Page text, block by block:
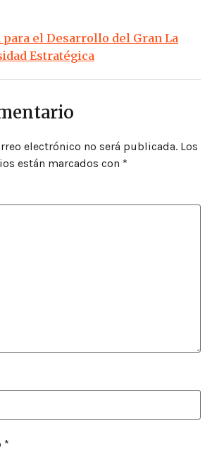
el Desarrollo del Gran La
Estratégica
electrónico no será publicada. Los
están marcados con *
*